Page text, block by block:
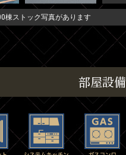
棟ストック写真があります
部屋設備